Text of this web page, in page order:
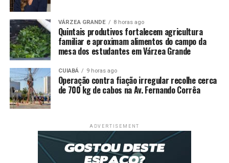
VÁRZEA GRANDE 8 horas ago
Quintais produtivos fortalecem agricultura
familiar e aproximam alimentos do campo da
mesa dos estudantes em Várzea Grande
CUIABÁ 9 horas ago
Operação contra fiação irregular recolhe cerca
de 700 kg de cabos na Av. Fernando Corrêa
ADVERTISEMENT